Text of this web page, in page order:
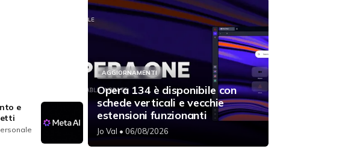
e
AGGIORNAMENTI
Opera 134 è disponibile con
schede verticali e vecchie
estensioni funzionanti
Jo Val • 06/08/2026